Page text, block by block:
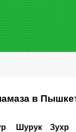
в
Шурук Зухр